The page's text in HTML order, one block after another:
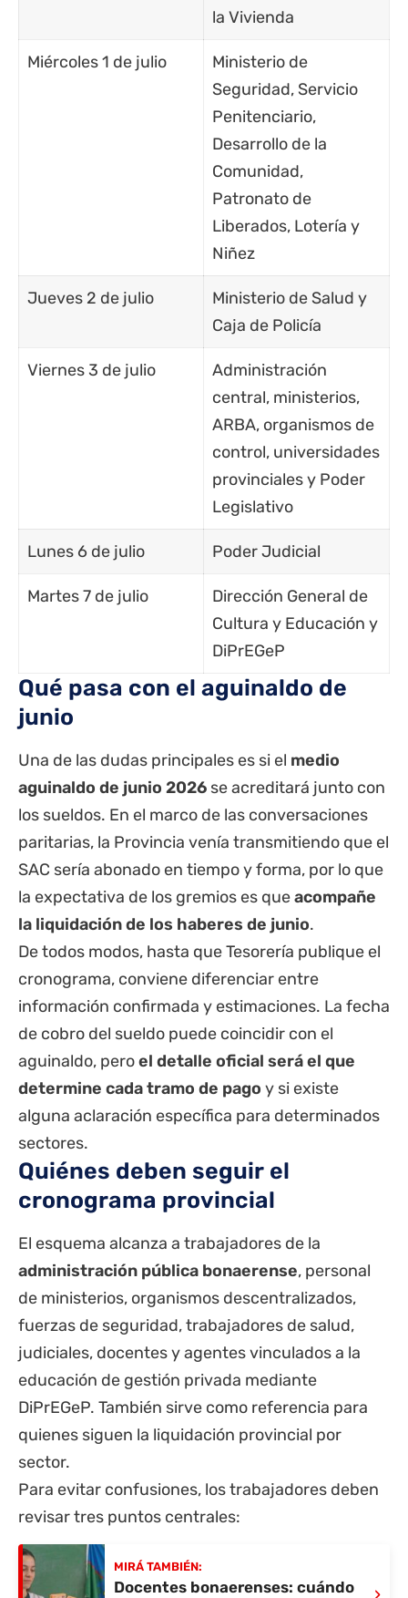
la Vivienda
Miércoles 1 de julio
Ministerio de
Seguridad, Servicio
Penitenciario,
Desarrollo de la
Comunidad,
Patronato de
Liberados, Lotería y
Niñez
Jueves 2 de julio
Ministerio de Salud y
Caja de Policía
Viernes 3 de julio
Administración
central, ministerios,
ARBA, organismos de
control, universidades
provinciales y Poder
Legislativo
Lunes 6 de julio Poder Judicial
Martes 7 de julio
Dirección General de
Cultura y Educación y
DiPrEGeP
Qué pasa con el aguinaldo de
junio
Una de las dudas principales es si el medio
aguinaldo de junio 2026 se acreditará junto con
los sueldos. En el marco de las conversaciones
paritarias, la Provincia venía transmitiendo que el
SAC sería abonado en tiempo y forma, por lo que
la expectativa de los gremios es queacompañe
la liquidación de los haberes de junio.
De todos modos, hasta que Tesorería publique el
cronograma, conviene diferenciar entre
información confirmada y estimaciones. La fecha
de cobro del sueldo puede coincidir con el
aguinaldo, peroel detalle oficial será el que
determine cada tramo de pago y si existe
alguna aclaración específica para determinados
sectores.
Quiénes deben seguir el
cronograma provincial
El esquema alcanza a trabajadores de la
administración pública bonaerense, personal
de ministerios, organismos descentralizados,
fuerzas de seguridad, trabajadores de salud,
judiciales, docentes y agentes vinculados a la
educación de gestión privada mediante
DiPrEGeP. También sirve como referencia para
quienes siguen la liquidación provincial por
sector.
Para evitar confusiones, los trabajadores deben
revisar tres puntos centrales:
MIRÁ TAMBIÉN:
Docentes bonaerenses: cuándo